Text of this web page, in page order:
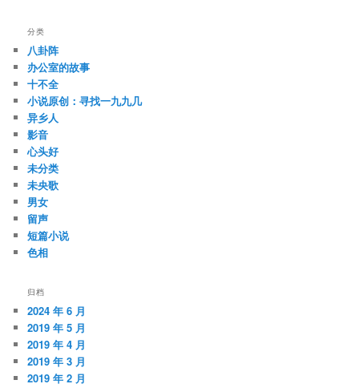
分类
八卦阵
办公室的故事
十不全
小说原创：寻找一九九几
异乡人
影音
心头好
未分类
未央歌
男女
留声
短篇小说
色相
归档
2024 年 6 月
2019 年 5 月
2019 年 4 月
2019 年 3 月
2019 年 2 月